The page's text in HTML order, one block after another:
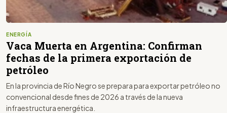
ENERGÍA
Vaca Muerta en Argentina: Confirman
fechas de la primera exportación de
petróleo
En la provincia de Río Negro se prepara para exportar petróleo no
convencional desde fines de 2026 a través de la nueva
infraestructura energética.